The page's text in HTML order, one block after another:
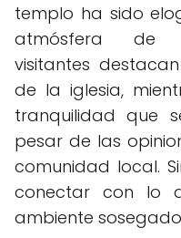
templo ha sido
atmósfera de
visitantes
de la iglesia,
tranquilidad que
pesar de las
comunidad local.
conectar con lo
ambiente